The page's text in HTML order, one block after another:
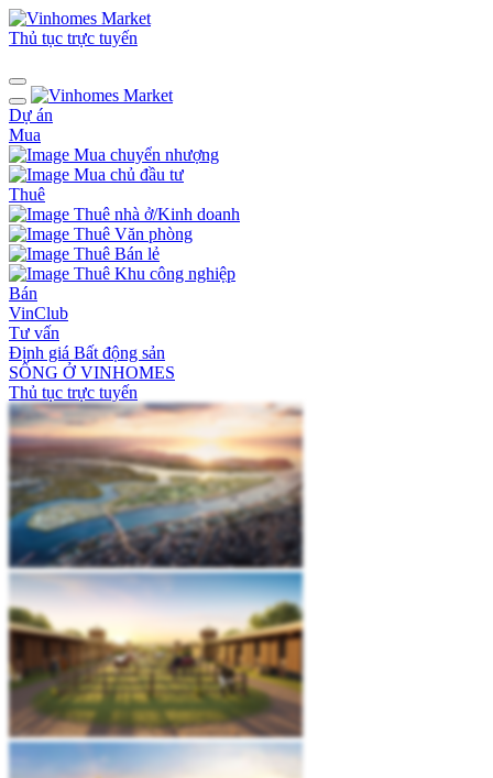
Thủ tục trực tuyến
Dự án
Mua
Mua chuyển nhượng
Mua chủ đầu tư
Thuê
Thuê nhà ở/Kinh doanh
Thuê Văn phòng
Thuê Bán lẻ
Thuê Khu công nghiệp
Bán
VinClub
Tư vấn
Định giá Bất động sản
SỐNG Ở VINHOMES
Thủ tục trực tuyến